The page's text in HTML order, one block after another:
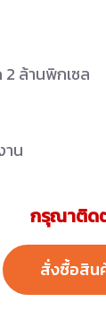
ล้านพิกเซล
าน
กรุณาติด
สั่งซื้อสิน